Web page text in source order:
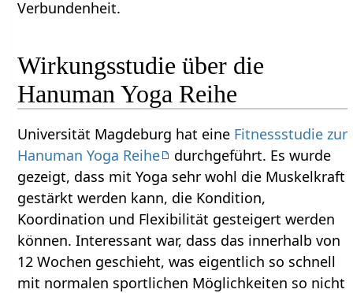
Verbundenheit.
Wirkungsstudie über die
Hanuman Yoga Reihe
Universität Magdeburg hat eine Fitnessstudie zur
Hanuman Yoga Reihe
durchgeführt. Es wurde
gezeigt, dass mit Yoga sehr wohl die Muskelkraft
gestärkt werden kann, die Kondition,
Koordination und Flexibilität gesteigert werden
können. Interessant war, dass das innerhalb von
12 Wochen geschieht, was eigentlich so schnell
mit normalen sportlichen Möglichkeiten so nicht